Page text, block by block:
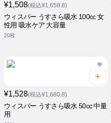
¥1,508(税込¥1,658.8)
ウィスパー うすさら吸水 100cc 女
性用 吸水ケア 大容量
20枚
¥1,528(税込¥1,680.8)
ウィスパー うすさら吸水 50cc 中量
用